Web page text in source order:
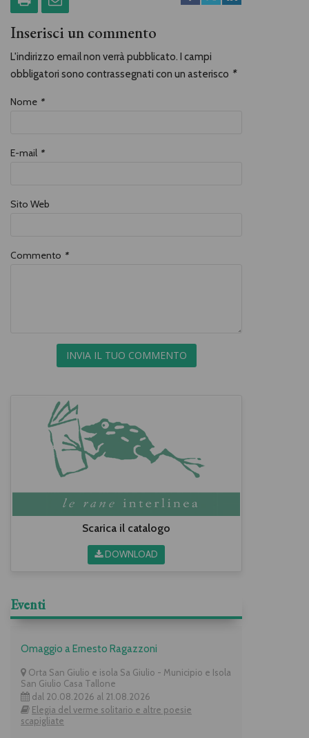
Inserisci un commento
L'indirizzo email non verrà pubblicato. I campi
obbligatori sono contrassegnati con un asterisco *
Nome *
E-mail *
Sito Web
Commento *
INVIA IL TUO COMMENTO
Scarica il catalogo
DOWNLOAD
Eventi
Omaggio a Ernesto Ragazzoni
Orta San Giulio e isola Sa Giulio - Municipio e Isola
San Giulio Casa Tallone
dal 20.08.2026 al 21.08.2026
Elegia del verme solitario e altre poesie
scapigliate